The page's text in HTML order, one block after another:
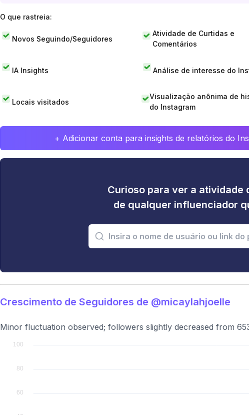
O que rastreia:
Novos Seguindo/Seguidores
Atividade de Curtidas e
Comentários
IA Insights Análise de interesse do
Locais visitados
Visualização anônima de
do Instagram
+ Adicionar conta para insights de relatórios do
Curioso para ver a atividade
de qualquer influenciador
Crescimento de Seguidores de @micaylahjoelle
Minor fluctuation observed; followers slightly decreased from